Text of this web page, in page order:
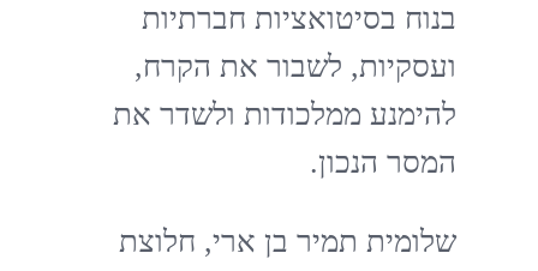
בנוח בסיטואציות חברתיות
ועסקיות, לשבור את הקרח,
להימנע ממלכודות ולשדר את
המסר הנכון.
שלומית תמיר בן ארי, חלוצת